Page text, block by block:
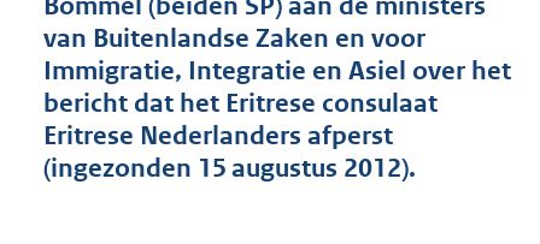
s
g
r
o
t
t
Bommel (beiden SP) aan de ministers
van Buitenlandse Zaken en voor
Immigratie, Integratie en Asiel over het
bericht dat het Eritrese consulaat
Eritrese Nederlanders afperst
(ingezonden 15 augustus 2012).